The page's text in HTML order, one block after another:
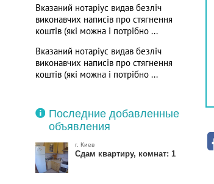
Вказаний нотаріус видав безліч
виконавчих написів про стягнення
коштів (які можна і потрібно ...
Вказаний нотаріус видав безліч
виконавчих написів про стягнення
коштів (які можна і потрібно ...
Последние добавленные
объявления
г. Киев
Сдам квартиру, комнат: 1